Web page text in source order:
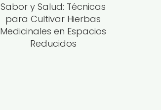
Sabor y Salud: Técnicas
para Cultivar Hierbas
Medicinales en Espacios
Reducidos